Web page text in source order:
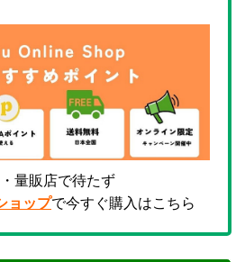
量販店で待たず
ョップで今すぐ購入はこちら